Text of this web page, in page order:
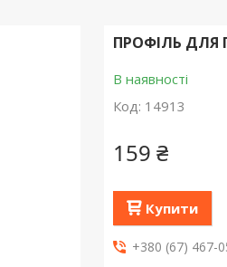
ПРОФІЛЬ ДЛЯ
В наявності
Код: 14913
159 ₴
Купити
+380 (67) 467-